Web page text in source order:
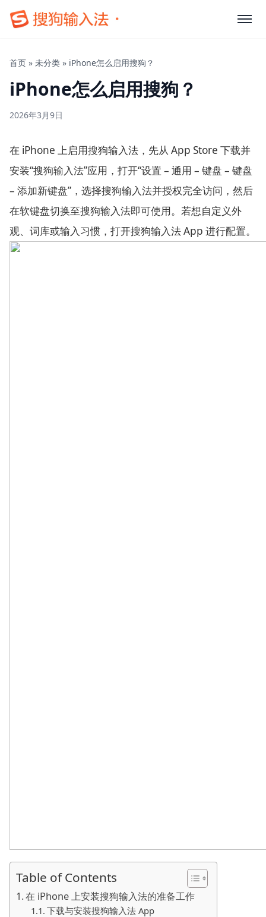
首页 » 未分类 » iPhone怎么启用搜狗？
iPhone怎么启用搜狗？
2026年3月9日
在 iPhone 上启用搜狗输入法，先从 App Store 下载并
安装“搜狗输入法”应用，打开“设置 – 通用 – 键盘 – 键盘
– 添加新键盘”，选择搜狗输入法并授权完全访问，然后
在软键盘切换至搜狗输入法即可使用。若想自定义外
观、词库或输入习惯，打开搜狗输入法 App 进行配置。
Table of Contents
在 iPhone 上安装搜狗输入法的准备工作
下载与安装搜狗输入法 App